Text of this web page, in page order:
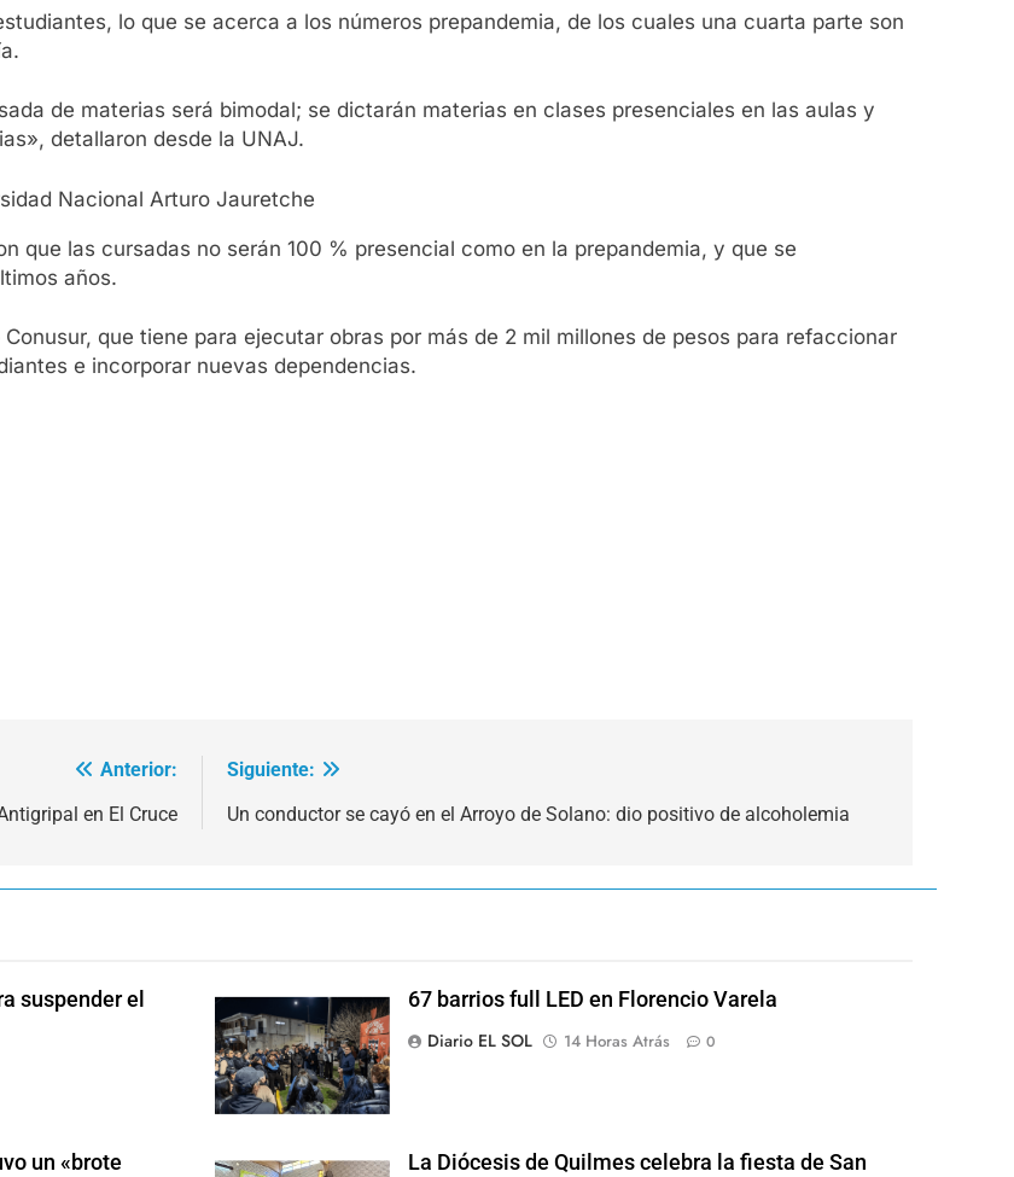
lo que se acerca a los números prepandemia, de los cuales una cuarta parte son
de materias será bimodal; se dictarán materias en clases presenciales en las aulas y
detallaron desde la UNAJ.
Nacional Arturo Jauretche
que las cursadas no serán 100 % presencial como en la prepandemia, y que se
años.
que tiene para ejecutar obras por más de 2 mil millones de pesos para refaccionar
e incorporar nuevas dependencias.
Anterior:
en El Cruce
Siguiente:
Un conductor se cayó en el Arroyo de Solano: dio positivo de alcoholemia
suspender el
67 barrios full LED en Florencio Varela
Diario EL SOL
14 Horas Atrás 0
un «brote La Diócesis de Quilmes celebra la fiesta de San